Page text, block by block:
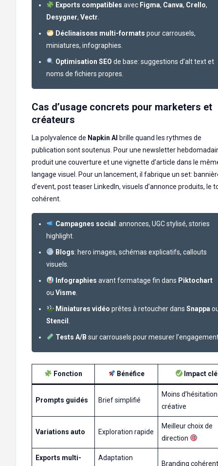
Exports compatibles avec Figma, Canva, Crello,
Desygner, Vectr
Déclinaisons multi-formats pour carrousels,
miniatures, infographies.
Optimisation SEO de base: suggestions d’alt text et
noms de fichiers propres.
Cas d’usage concrets pour marketers et
créateurs
La polyvalence de Napkin AI brille quand les rythmes de
publication sont soutenus. Pour une newsletter
produit une couverture et une vignette d’article dans le
langage visuel. Pour un lancement, il fabrique un set:
d’event, post teaser LinkedIn, visuels d’annonce produits, le
cohérent.
Campagnes social : annonces, UGC stylisé, stories
highlight.
Blogs: hero images, schémas explicatifs, callouts
visuels.
Infographies avant formatage fin dans Piktochart
ou Visme
Miniatures vidéo prêtes à retoucher dans Snappa
Stencil
Tests A/B sur carrousels pour mesurer
Fonction Bénéfice Impact clé
Prompts guidés Brief simplifié
Moins d’hésitation
créative
Variations auto Exploration rapide
Meilleur choix de
direction
Exports multi-
Adaptation
Branding